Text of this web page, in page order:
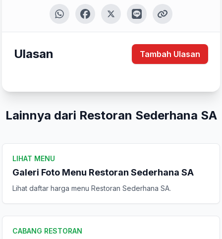
Ulasan Tambah Ulasan
Lainnya dari Restoran Sederhana SA
LIHAT MENU
Galeri Foto Menu Restoran Sederhana SA
Lihat daftar harga menu Restoran Sederhana SA.
CABANG RESTORAN
Tulis Ulasan
Peringkat Anda